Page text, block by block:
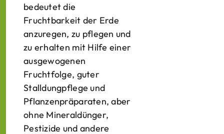
bedeutet die
Fruchtbarkeit der Erde
anzuregen, zu pflegen und
zu erhalten mit Hilfe einer
ausgewogenen
Fruchtfolge, guter
Stalldungpflege und
Pflanzenpräparaten, aber
ohne Mineraldünger,
Pestizide und andere